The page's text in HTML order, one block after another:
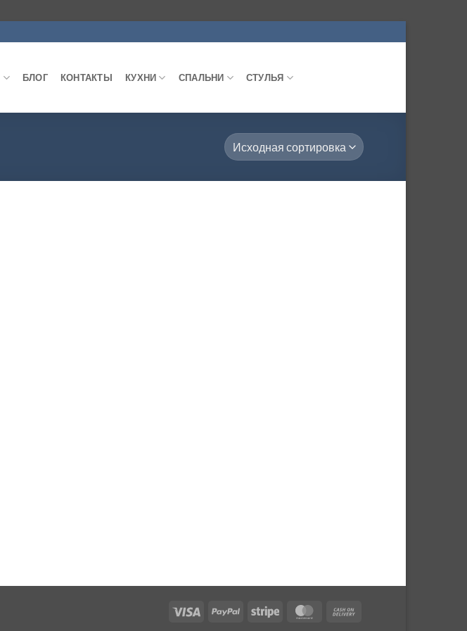
БЛОГ КОНТАКТЫ КУХНИ СПАЛЬНИ СТУЛЬЯ
Visa PayPal Stripe MasterCard